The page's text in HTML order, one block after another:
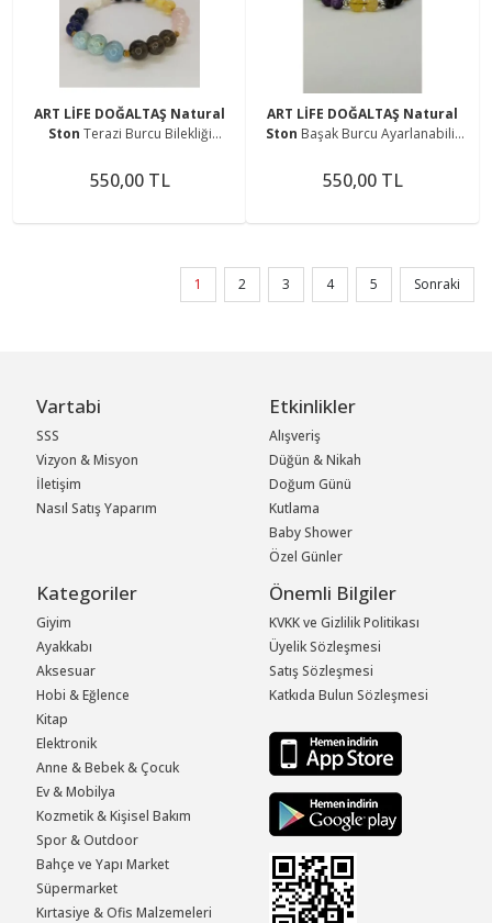
ART LİFE DOĞALTAŞ Natural
Ston Terazi Burcu Bilekliği
Akuamarin, Pembe Kuvars, Aytaşı,
Dumanlı Kuvars
550,00 TL
ART LİFE DOĞALTAŞ Natural
Ston Başak Burcu Ayarlanabilir
Ametist,akik,aventurin,lapislazuli,
dumanlı Kuvars,sitrin,amazonit
550,00 TL
1 2 3 4 5 Sonraki
Vartabi
SSS
Vizyon & Misyon
İletişim
Nasıl Satış Yaparım
Etkinlikler
Alışveriş
Düğün & Nikah
Doğum Günü
Kutlama
Baby Shower
Özel Günler
Kategoriler
Giyim
Ayakkabı
Aksesuar
Hobi & Eğlence
Kitap
Elektronik
Anne & Bebek & Çocuk
Ev & Mobilya
Kozmetik & Kişisel Bakım
Spor & Outdoor
Bahçe ve Yapı Market
Süpermarket
Kırtasiye & Ofis Malzemeleri
Önemli Bilgiler
KVKK ve Gizlilik Politikası
Üyelik Sözleşmesi
Satış Sözleşmesi
Katkıda Bulun Sözleşmesi